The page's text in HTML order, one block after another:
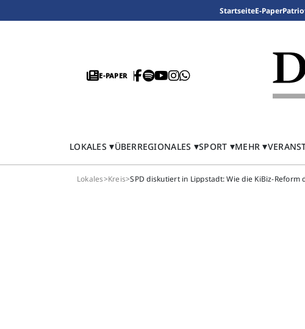
StartseiteE-Paper
E-PAPER
LOKALES ÜBERREGIONALES SPORT MEHR
Lokales>Kreis>SPD diskutiert in Lippstadt: Wie die KiBiz-